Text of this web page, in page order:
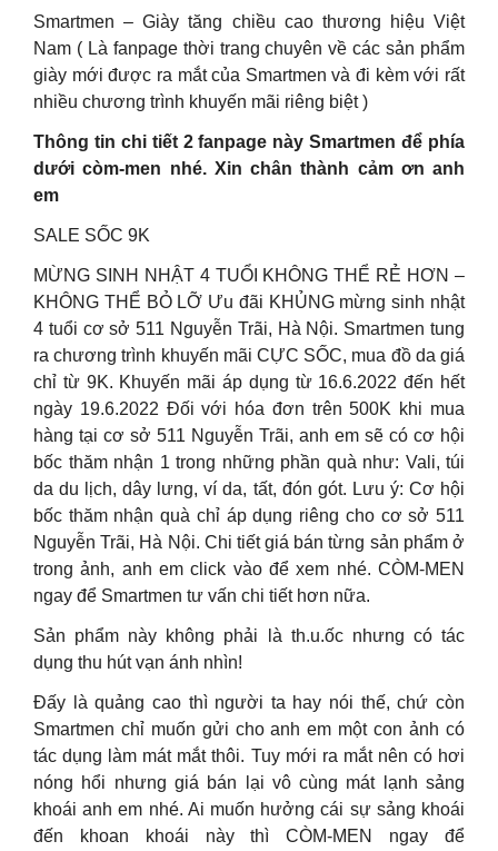
Smartmen – Giày tăng chiều cao thương hiệu Việt
Nam ( Là fanpage thời trang chuyên về các sản phẩm
giày mới được ra mắt của Smartmen và đi kèm với rất
nhiều chương trình khuyến mãi riêng biệt )
Thông tin chi tiết 2 fanpage này Smartmen để phía
dưới còm-men nhé. Xin chân thành cảm ơn anh
em
SALE SỐC 9K
MỪNG SINH NHẬT 4 TUỔI KHÔNG THỂ RẺ HƠN –
KHÔNG THỂ BỎ LỠ Ưu đãi KHỦNG mừng sinh nhật
4 tuổi cơ sở 511 Nguyễn Trãi, Hà Nội. Smartmen tung
ra chương trình khuyến mãi CỰC SỐC, mua đồ da giá
chỉ từ 9K. Khuyến mãi áp dụng từ 16.6.2022 đến hết
ngày 19.6.2022 Đối với hóa đơn trên 500K khi mua
hàng tại cơ sở 511 Nguyễn Trãi, anh em sẽ có cơ hội
bốc thăm nhận 1 trong những phần quà như: Vali, túi
da du lịch, dây lưng, ví da, tất, đón gót. Lưu ý: Cơ hội
bốc thăm nhận quà chỉ áp dụng riêng cho cơ sở 511
Nguyễn Trãi, Hà Nội. Chi tiết giá bán từng sản phẩm ở
trong ảnh, anh em click vào để xem nhé. CÒM-MEN
ngay để Smartmen tư vấn chi tiết hơn nữa.
Sản phẩm này không phải là th.u.ốc nhưng có tác
dụng thu hút vạn ánh nhìn!
Đấy là quảng cao thì người ta hay nói thế, chứ còn
Smartmen chỉ muốn gửi cho anh em một con ảnh có
tác dụng làm mát mắt thôi. Tuy mới ra mắt nên có hơi
nóng hổi nhưng giá bán lại vô cùng mát lạnh sảng
khoái anh em nhé. Ai muốn hưởng cái sự sảng khoái
đến khoan khoái này thì CÒM-MEN ngay để